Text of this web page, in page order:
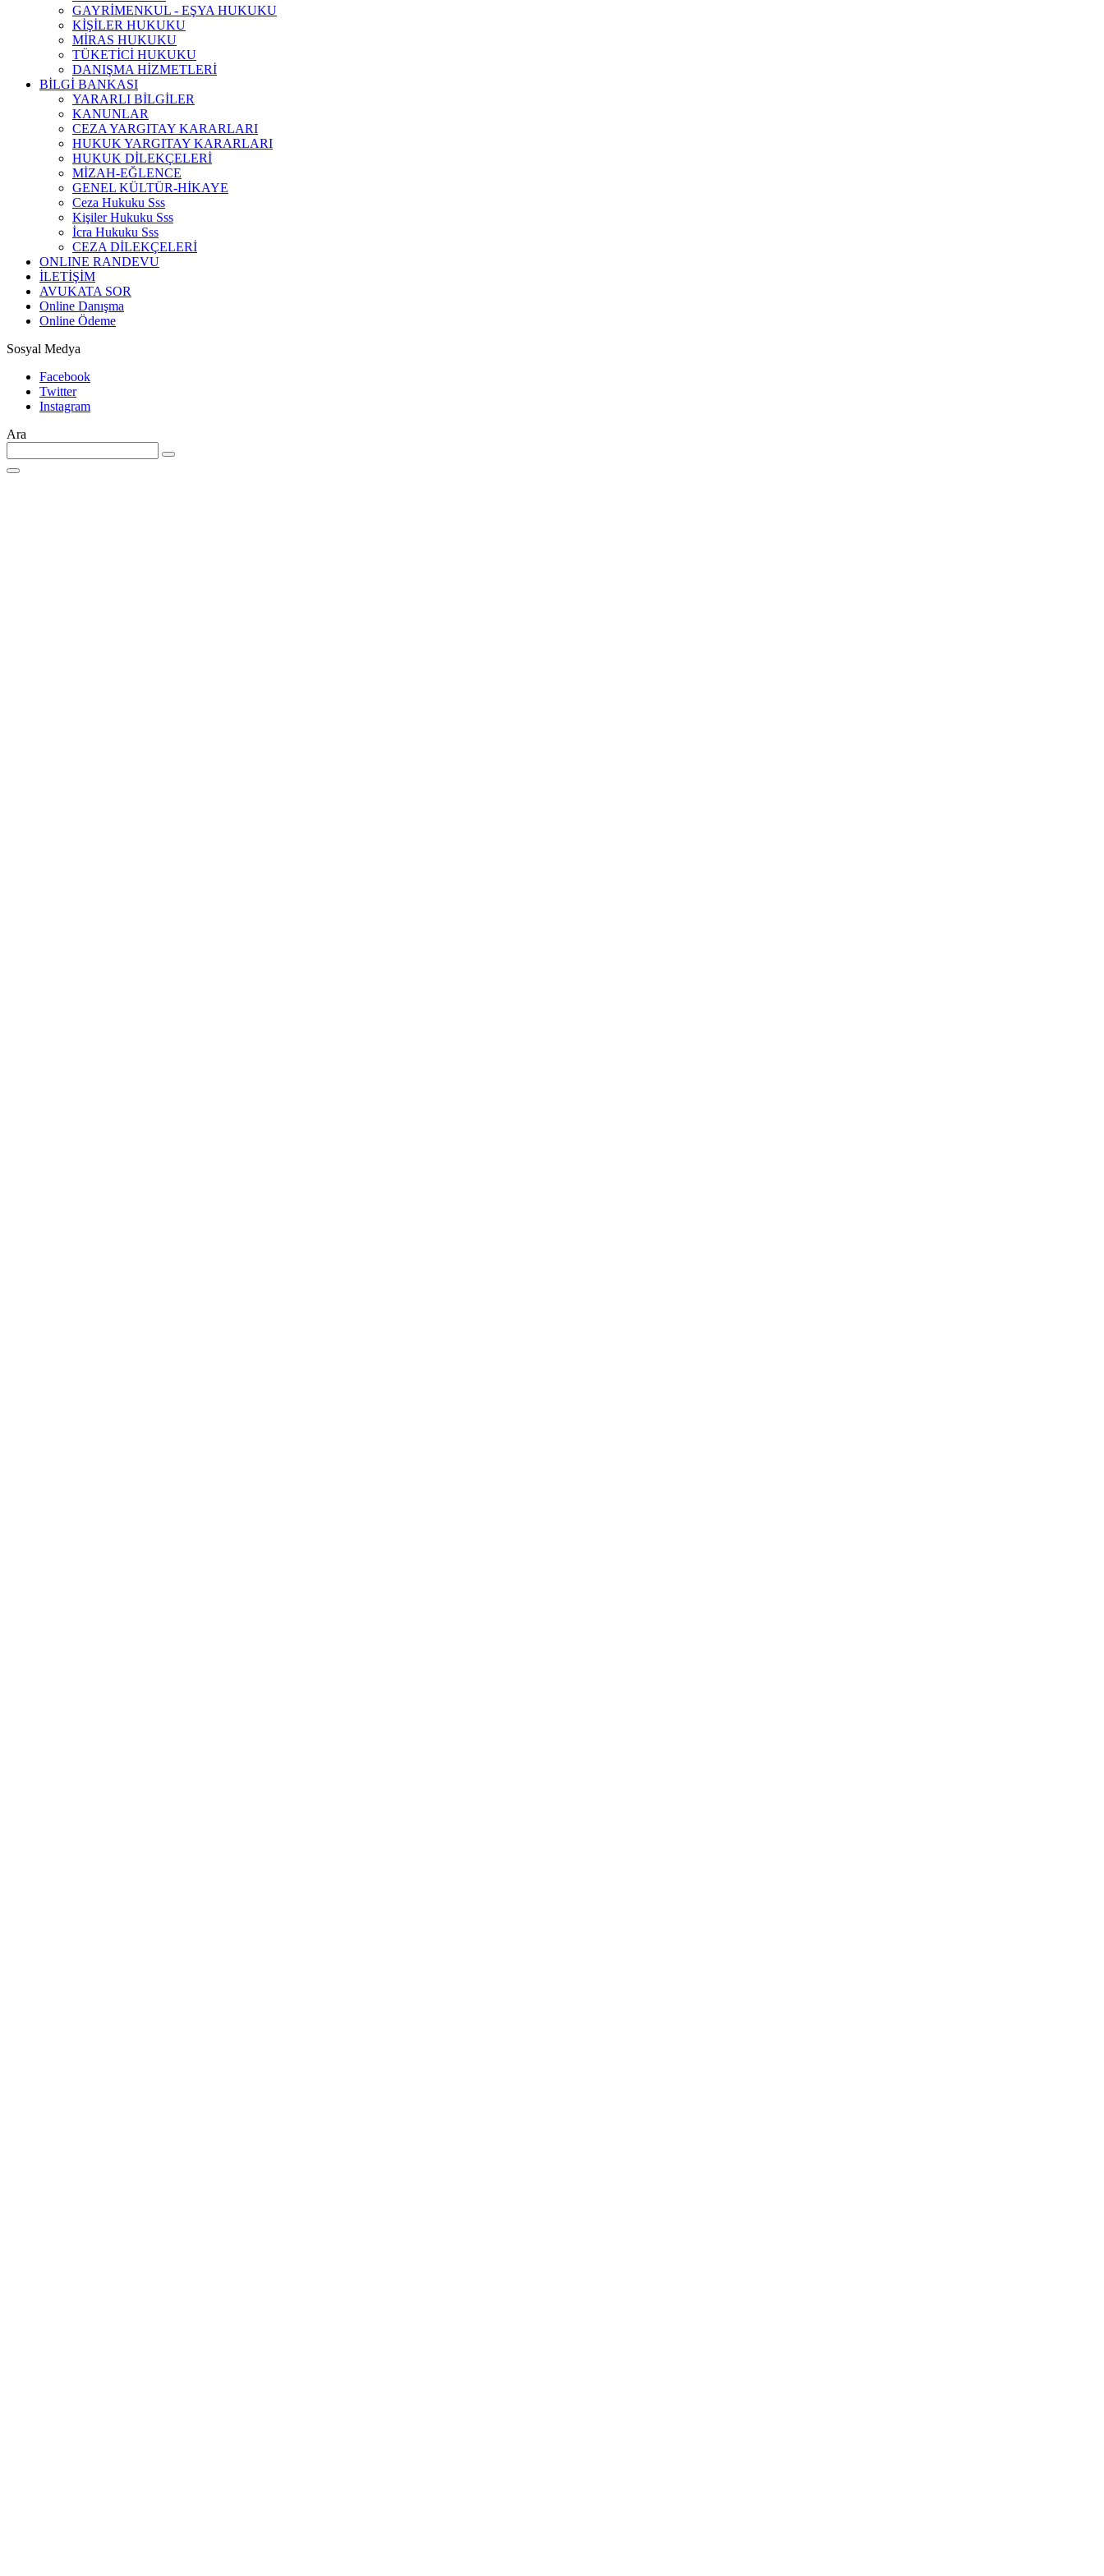
GAYRİMENKUL - EŞYA HUKUKU
KİŞİLER HUKUKU
MİRAS HUKUKU
TÜKETİCİ HUKUKU
DANIŞMA HİZMETLERİ
BİLGİ BANKASI
YARARLI BİLGİLER
KANUNLAR
CEZA YARGITAY KARARLARI
HUKUK YARGITAY KARARLARI
HUKUK DİLEKÇELERİ
MİZAH-EĞLENCE
GENEL KÜLTÜR-HİKAYE
Ceza Hukuku Sss
Kişiler Hukuku Sss
İcra Hukuku Sss
CEZA DİLEKÇELERİ
ONLINE RANDEVU
İLETİŞİM
AVUKATA SOR
Online Danışma
Online Ödeme
Sosyal Medya
Facebook
Twitter
Instagram
Ara